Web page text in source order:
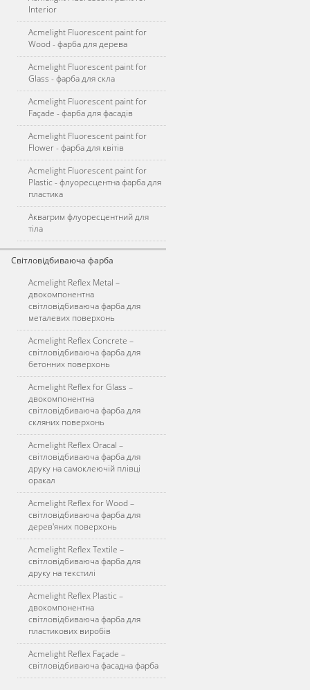
Interior
Acmelight Fluorescent paint for
Wood - фарба для дерева
Acmelight Fluorescent paint for
Glass - фарба для скла
Acmelight Fluorescent paint for
Façade - фарба для фасадів
Acmelight Fluorescent paint for
Flower - фарба для квітів
Acmelight Fluorescent paint for
Plastic - флуоресцентна фарба для
пластика
Аквагрим флуоресцентний для
тіла
Світловідбиваюча фарба
Acmelight Reflex Metal –
двокомпонентна
світловідбиваюча фарба для
металевих поверхонь
Acmelight Reflex Concrete –
світловідбиваюча фарба для
бетонних поверхонь
Acmelight Reflex for Glass –
двокомпонентна
світловідбиваюча фарба для
скляних поверхонь
Acmelight Reflex Oracal –
світловідбиваюча фарба для
друку на самоклеючій плівці
оракал
Acmelight Reflex for Wood –
світловідбиваюча фарба для
дерев'яних поверхонь
Acmelight Reflex Textile –
світловідбиваюча фарба для
друку на текстилі
Acmelight Reflex Plastic –
двокомпонентна
світловідбиваюча фарба для
пластикових виробів
Acmelight Reflex Façade –
світловідбиваюча фасадна фарба